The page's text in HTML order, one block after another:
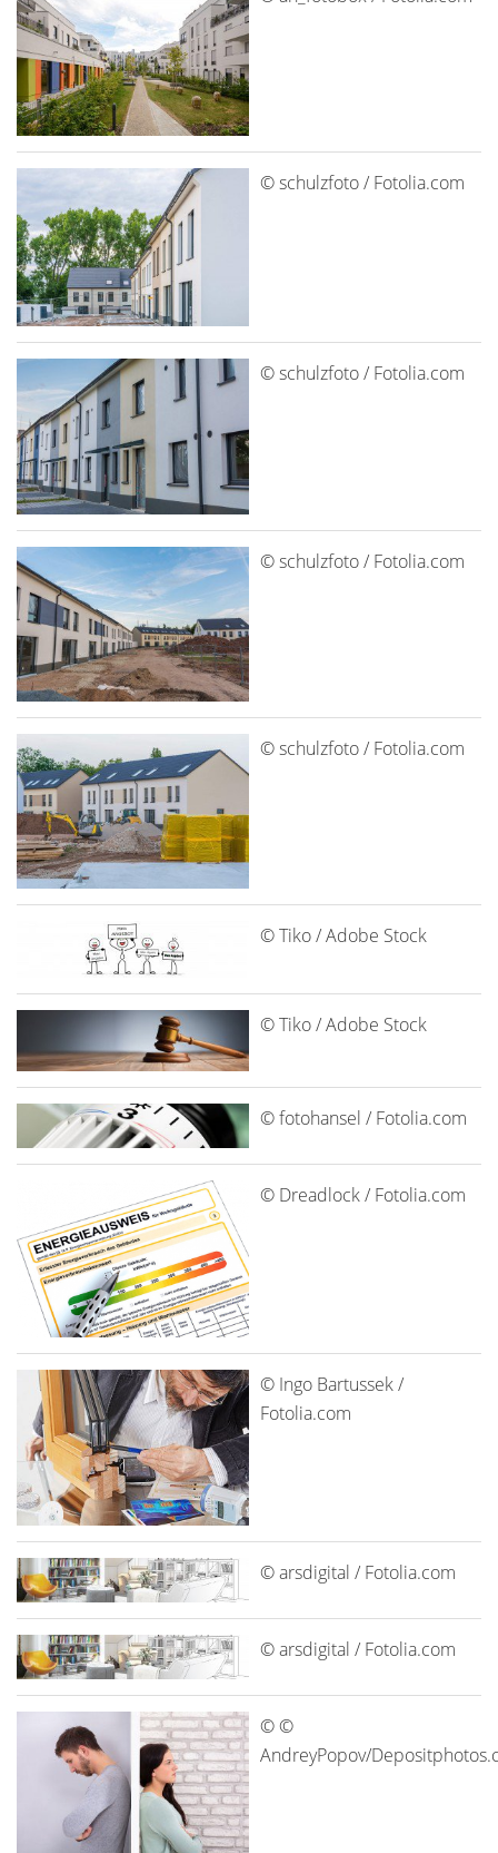
© schulzfoto / Fotolia.com
© schulzfoto / Fotolia.com
© schulzfoto / Fotolia.com
© schulzfoto / Fotolia.com
© Tiko / Adobe Stock
© Tiko / Adobe Stock
© fotohansel / Fotolia.com
© Dreadlock / Fotolia.com
© Ingo Bartussek /
Fotolia.com
© arsdigital / Fotolia.com
© arsdigital / Fotolia.com
© ©
AndreyPopov/